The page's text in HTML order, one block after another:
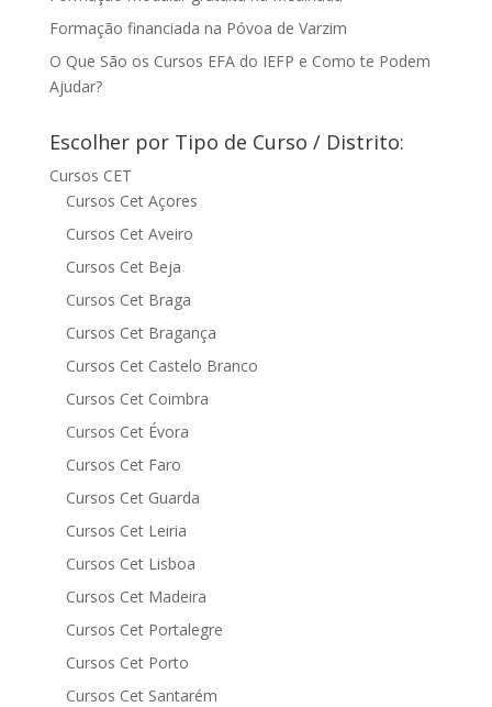
Formação financiada na Póvoa de Varzim
O Que São os Cursos EFA do IEFP e Como te Podem
Ajudar?
Escolher por Tipo de Curso / Distrito:
Cursos CET
Cursos Cet Açores
Cursos Cet Aveiro
Cursos Cet Beja
Cursos Cet Braga
Cursos Cet Bragança
Cursos Cet Castelo Branco
Cursos Cet Coimbra
Cursos Cet Évora
Cursos Cet Faro
Cursos Cet Guarda
Cursos Cet Leiria
Cursos Cet Lisboa
Cursos Cet Madeira
Cursos Cet Portalegre
Cursos Cet Porto
Cursos Cet Santarém